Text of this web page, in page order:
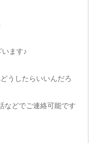
ます♪
うしたらいいんだろ
などでご連絡可能です